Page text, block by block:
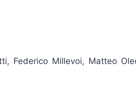
Federico Millevoi, Matteo